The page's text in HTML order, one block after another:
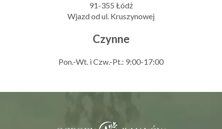
91-355 Łódź
Wjazd od ul. Kruszynowej
Czynne
Pon.-Wt. i Czw.-Pt.: 9:00-17:00